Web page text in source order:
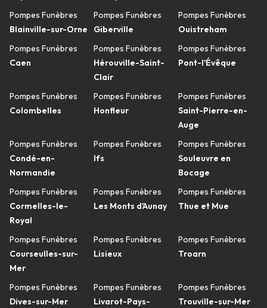
Pompes Funèbres
Blainville-sur-Orne
Pompes Funèbres
Caen
Pompes Funèbres
Colombelles
Pompes Funèbres
Condé-en-
Normandie
Pompes Funèbres
Cormelles-le-
Royal
Pompes Funèbres
Courseulles-sur-
Mer
Pompes Funèbres
Dives-sur-Mer
Pompes Funèbres
Giberville
Pompes Funèbres
Hérouville-Saint-
Clair
Pompes Funèbres
Honfleur
Pompes Funèbres
Ifs
Pompes Funèbres
Les Monts d'Aunay
Pompes Funèbres
Lisieux
Pompes Funèbres
Livarot-Pays-
Pompes Funèbres
Ouistreham
Pompes Funèbres
Pont-l'Évêque
Pompes Funèbres
Saint-Pierre-en-
Auge
Pompes Funèbres
Souleuvre en
Bocage
Pompes Funèbres
Thue et Mue
Pompes Funèbres
Troarn
Pompes Funèbres
Trouville-sur-Mer